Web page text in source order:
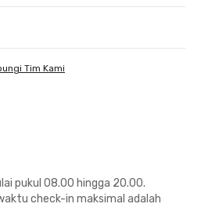
Tim Kami
pukul 08.00 hingga 20.00.
check-in maksimal adalah